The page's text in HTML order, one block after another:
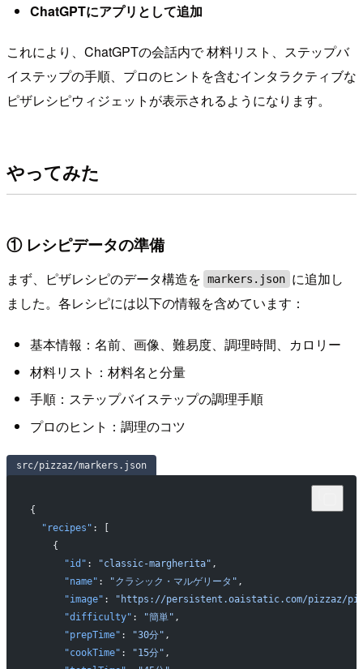
ChatGPTにアプリとして追加
これにより、ChatGPTの会話内で 材料リスト、ステップバ
イステップの手順、プロのヒントを含むインタラクティブな
ピザレシピウィジェットが表示されるようになります。
やってみた
① レシピデータの準備
まず、ピザレシピのデータ構造を markers.json に追加し
ました。各レシピには以下の情報を含めています：
基本情報：名前、画像、難易度、調理時間、カロリー
材料リスト：材料名と分量
手順：ステップバイステップの調理手順
プロのヒント：調理のコツ
src/pizzaz/markers.json
{
  "recipes"
: [
    {
      "id"
: "classic-margherita" ,
      "name"
: "クラシック・マルゲリータ" ,
      "image"
:
"https://persistent.oaistatic.com/pizzaz/
      "difficulty"
: "簡単" ,
      "prepTime"
: "30分" ,
      "cookTime"
: "15分" ,